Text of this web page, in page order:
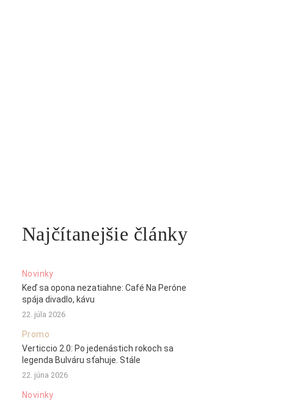
Najčítanejšie články
Novinky
Keď sa opona nezatiahne: Café Na Peróne
spája divadlo, kávu
22. júla 2026
Promo
Verticcio 2.0: Po jedenástich rokoch sa
legenda Bulváru sťahuje. Stále
22. júna 2026
Novinky